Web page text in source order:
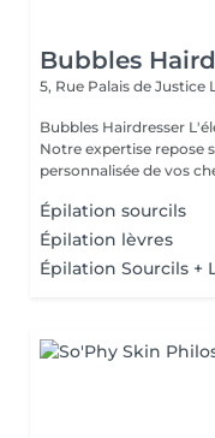
Bubbles
5, Rue Palais de Justice
Bubbles Hairdresser L'élégance au service de votre beauté
Notre expertise repose
personnalisée de vos
Épilation sourcils
Épilation lèvres
Épilation Sourcils +